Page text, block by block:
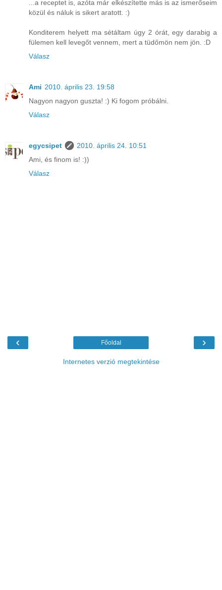
...a receptet is, azóta már elkészítette más is az ismerőseim
közül és náluk is sikert aratott. :)
Konditerem helyett ma sétáltam úgy 2 órát, egy darabig a
fülemen kell levegőt vennem, mert a tüdőmön nem jön. :D
Válasz
Ami 2010. április 23. 19:58
Nagyon nagyon guszta! :) Ki fogom próbálni.
Válasz
egycsipet
2010. április 24. 10:51
Ami, és finom is! :))
Válasz
‹ ›
Főoldal
Internetes verzió megtekintése